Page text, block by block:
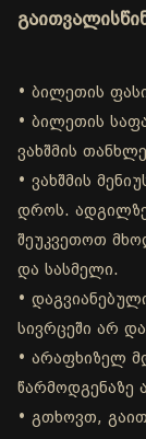
• ბილეთის
• ბილეთის
ვახშმის
• ვახშმის
დროს. ადგილზე
შეუკვეთოთ
და სასმელი.
•
სივრცეში არ
• არაფხიზელ
წარმოდგენაზე
• გთხოვთ,